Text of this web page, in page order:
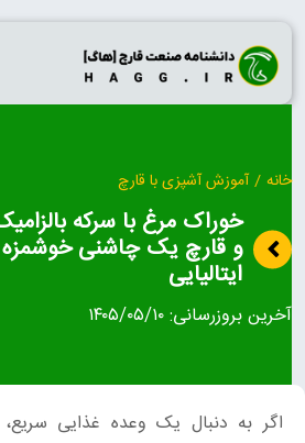
Skip
content
خانه / آموزش آشپزی با قارچ
خوراک مرغ با سرکه
و قارچ یک چاشنی خوشمزه
ایتالیایی
آخرین بروزرسانی:۱۴۰۵/۰۵/۱۰
اگر به دنبال یک وعده غذایی